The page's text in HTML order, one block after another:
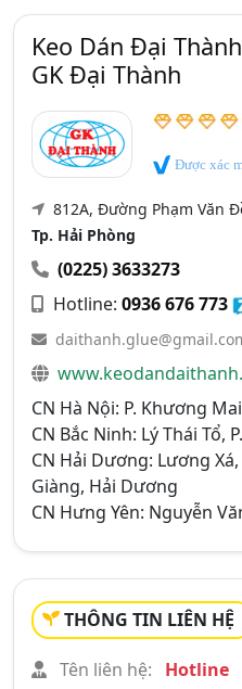
Keo Dán Đại
GK Đại Thành
Được xác
812A, Đường Phạm Văn
Tp. Hải Phòng
(0225) 3633273
Hotline: 0936 676 773
CN Hà Nội: P. Khương
CN Bắc Ninh: Lý Thái Tổ,
CN Hải Dương: Lương
Giàng, Hải Dương
CN Hưng Yên: Nguyễn
THÔNG TIN LIÊN HỆ
Tên liên hệ:
Hotline